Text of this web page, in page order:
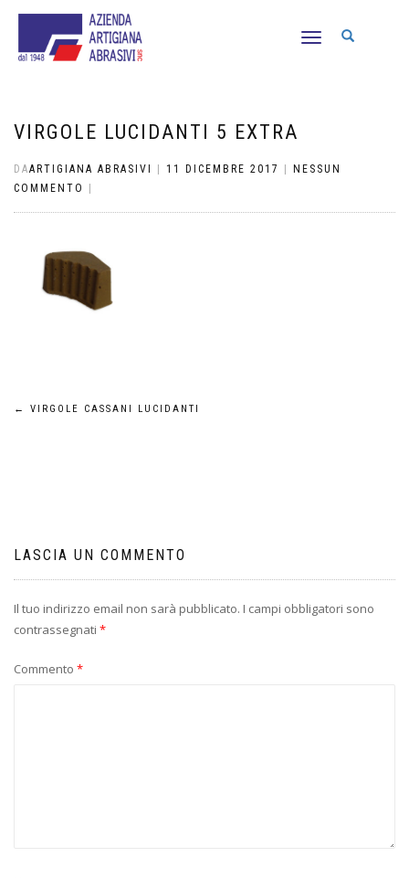
NAVIGAZIONE
VIRGOLE LUCIDANTI 5 EXTRA
DAARTIGIANA ABRASIVI 11 DICEMBRE 2017
NESSUN
COMMENTO
Navigazione
← VIRGOLE CASSANI LUCIDANTI
LASCIA UN COMMENTO
Il tuo indirizzo email non sarà pubblicato. I campi obbligatori sono
contrassegnati *
Commento *